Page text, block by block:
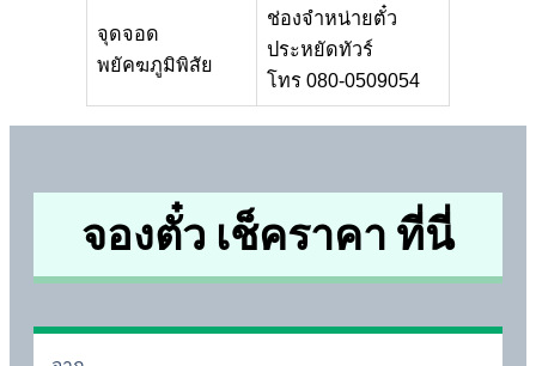
จุดจอด
พยัคฆภูมิพิสัย
ช่องจำหน่ายตั๋ว
ประหยัดทัวร์
โทร 080-0509054
จองตั๋ว เช็คราคา ที่นี่